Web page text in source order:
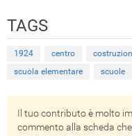
TAGS
1924 centro
scuola elementare
scuole
Il tuo contributo è molto
commento alla scheda